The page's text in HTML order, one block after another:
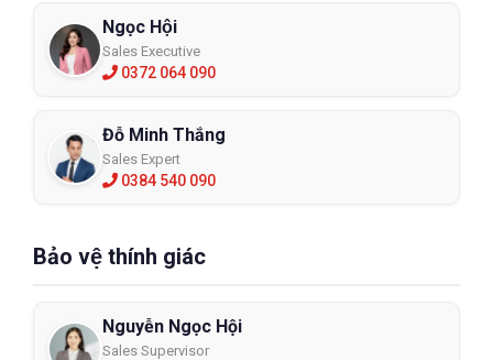
Ngọc Hội
Sales Executive
0372 064 090
Đỗ Minh Thắng
Sales Expert
0384 540 090
Bảo vệ thính giác
Nguyễn Ngọc Hội
Sales Supervisor